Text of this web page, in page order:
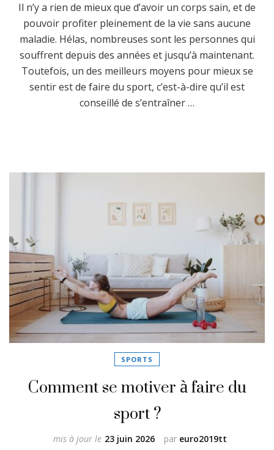
Il n’y a rien de mieux que d’avoir un corps sain, et de
pouvoir profiter pleinement de la vie sans aucune
maladie. Hélas, nombreuses sont les personnes qui
souffrent depuis des années et jusqu’à maintenant.
Toutefois, un des meilleurs moyens pour mieux se
sentir est de faire du sport, c’est-à-dire qu’il est
conseillé de s’entraîner …
SPORTS
Comment se motiver à faire du
sport ?
par euro2019tt
mis à jour le 23 juin 2026